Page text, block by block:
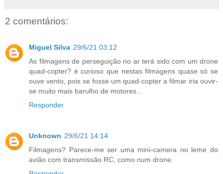
2 comentários:
Miguel Silva 29/6/21 03:12
As filmagens de perseguição no ar terá sido com um drone
quad-copter? é curioso que nestas filmagens quase só se
ouve vento, pois se fosse um quad-copter a filmar iria ouvir-
se muito mais barulho de motores...
Responder
Unknown 29/6/21 14:14
Filmagens? Parece-me ser uma mini-camera no leme do
avião com transmissão RC, como num drone.